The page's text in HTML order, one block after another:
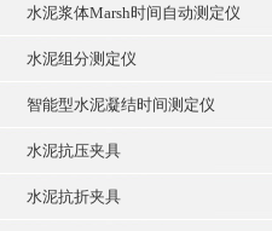
水泥浆体Marsh时间自动测定仪
水泥组分测定仪
智能型水泥凝结时间测定仪
水泥抗压夹具
水泥抗折夹具